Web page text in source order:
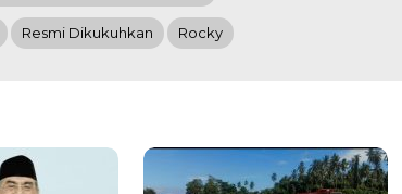
Resmi Dikukuhkan Rocky